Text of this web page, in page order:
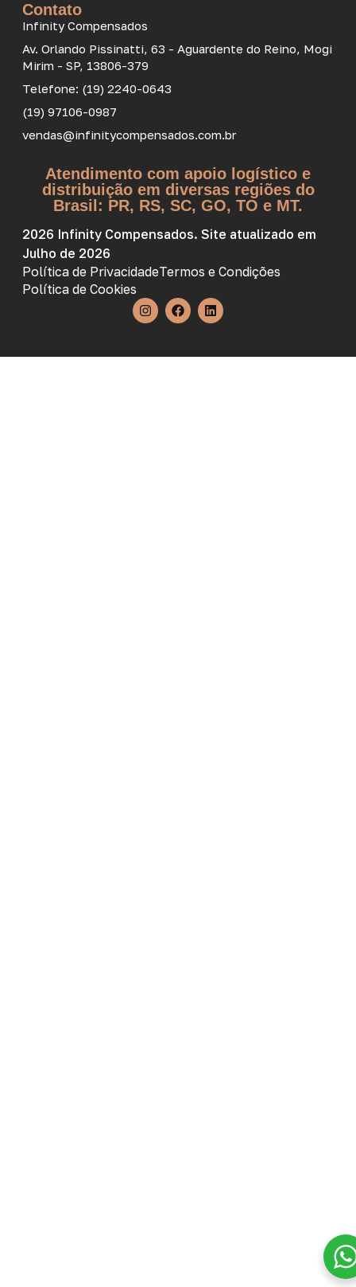
Contato
Infinity Compensados
Av. Orlando Pissinatti, 63 - Aguardente do Reino, Mogi
Mirim - SP, 13806-379
Telefone: (19) 2240-0643
(19) 97106-0987
vendas@infinitycompensados.com.br
Atendimento com apoio logístico e
distribuição em diversas regiões do
Brasil: PR, RS, SC, GO, TO e MT.
2026 Infinity Compensados. Site atualizado em
Julho de 2026
Política de PrivacidadeTermos e Condições
Política de Cookies